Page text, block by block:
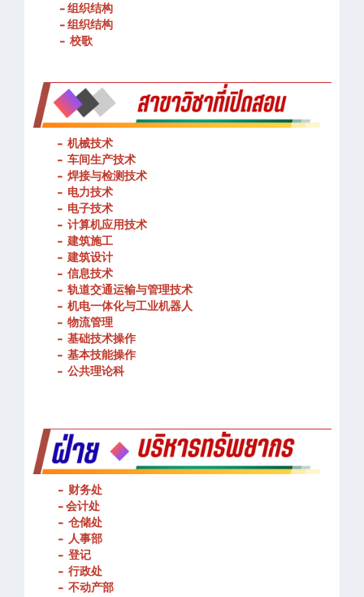
- 组织结构
- 组织结构
- 校歌
- 机械技术
- 车间生产技术
- 焊接与检测技术
- 电力技术
- 电子技术
- 计算机应用技术
-建筑施工
-建筑设计
- 信息技术
- 轨道交通运输与管理技术
- 机电一体化与工业机器人
- 物流管理
- 基础技术操作
- 基本技能操作
- 公共理论科
- 财务处
-会计处
- 仓储处
- 人事部
- 登记
- 行政处
- 不动产部